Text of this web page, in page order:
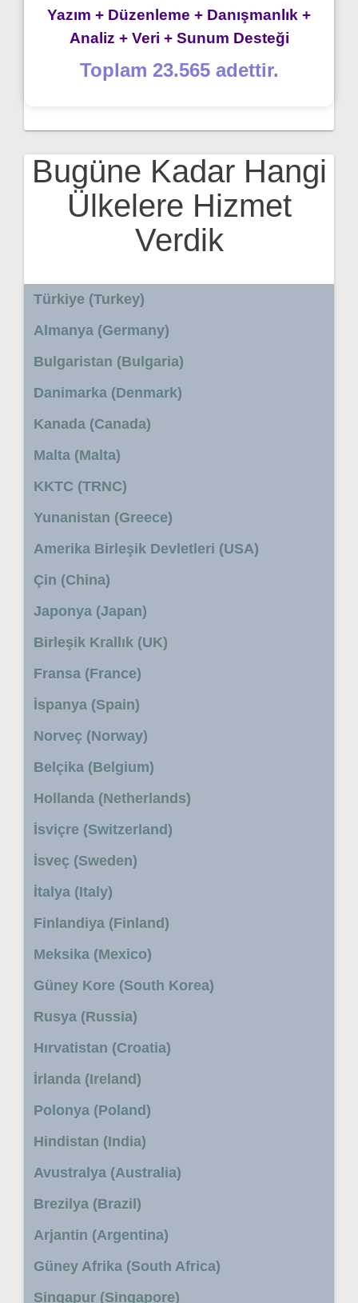
Yazım + Düzenleme + Danışmanlık +
Analiz + Veri + Sunum Desteği
Toplam 23.565 adettir.
Bugüne Kadar Hangi
Ülkelere Hizmet
Verdik
Türkiye (Turkey)
Almanya (Germany)
Bulgaristan (Bulgaria)
Danimarka (Denmark)
Kanada (Canada)
Malta (Malta)
KKTC (TRNC)
Yunanistan (Greece)
Amerika Birleşik Devletleri (USA)
Çin (China)
Japonya (Japan)
Birleşik Krallık (UK)
Fransa (France)
İspanya (Spain)
Norveç (Norway)
Belçika (Belgium)
Hollanda (Netherlands)
İsviçre (Switzerland)
İsveç (Sweden)
İtalya (Italy)
Finlandiya (Finland)
Meksika (Mexico)
Güney Kore (South Korea)
Rusya (Russia)
Hırvatistan (Croatia)
İrlanda (Ireland)
Polonya (Poland)
Hindistan (India)
Avustralya (Australia)
Brezilya (Brazil)
Arjantin (Argentina)
Güney Afrika (South Africa)
Singapur (Singapore)